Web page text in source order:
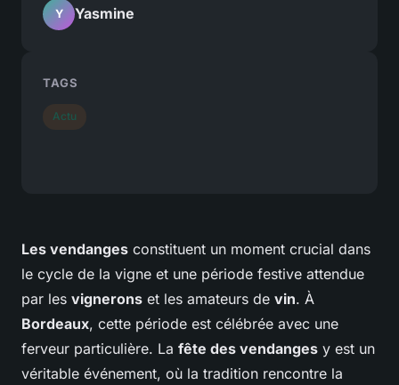
Les vendanges constituent un moment crucial dans
le cycle de la vigne et une période festive attendue
par les vignerons et les amateurs de vin. À
Bordeaux, cette période est célébrée avec une
ferveur particulière. La fête des vendanges y est un
véritable événement, où la tradition rencontre la
Y Yasmine
TAGS
Actu